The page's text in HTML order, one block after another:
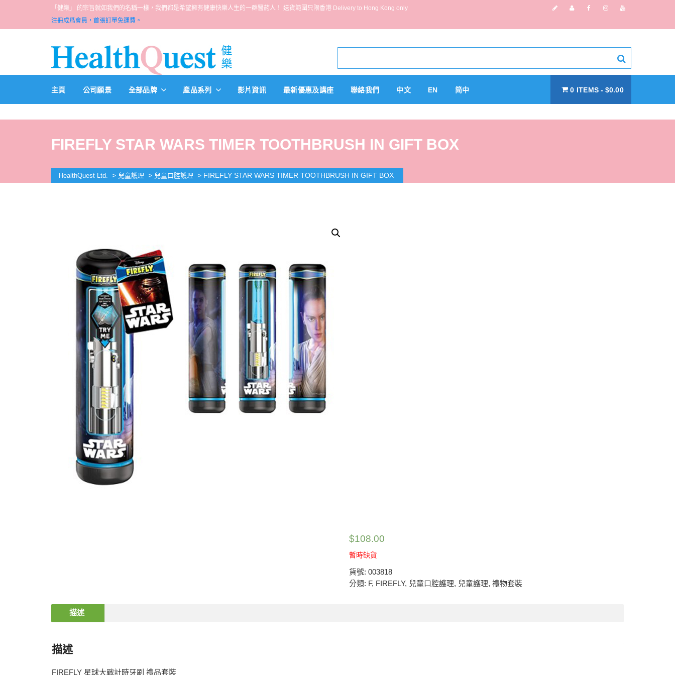
「健樂」 的宗旨就如我們的名稱一樣，我們都是希望擁有健康快樂人生的一群醫葯人！ 送貨範圍只限香港 Delivery to Hong Kong only
注冊成爲會員，首張訂單免運費。
主頁 公司願景 全部品牌 產品系列 影片資訊 最新優惠及講座 聯絡我們 中文 EN 简中 0 ITEMS $0.00
FIREFLY STAR WARS TIMER TOOTHBRUSH IN GIFT BOX
HealthQuest Ltd. > 兒童護理 > 兒童口腔護理 > FIREFLY STAR WARS TIMER TOOTHBRUSH IN GIFT BOX
$108.00
暫時缺貨
貨號: 003818
分類: F, FIREFLY, 兒童口腔護理, 兒童護理, 禮物套裝
描述
描述
FIREFLY 星球大戰計時牙刷 禮品套裝